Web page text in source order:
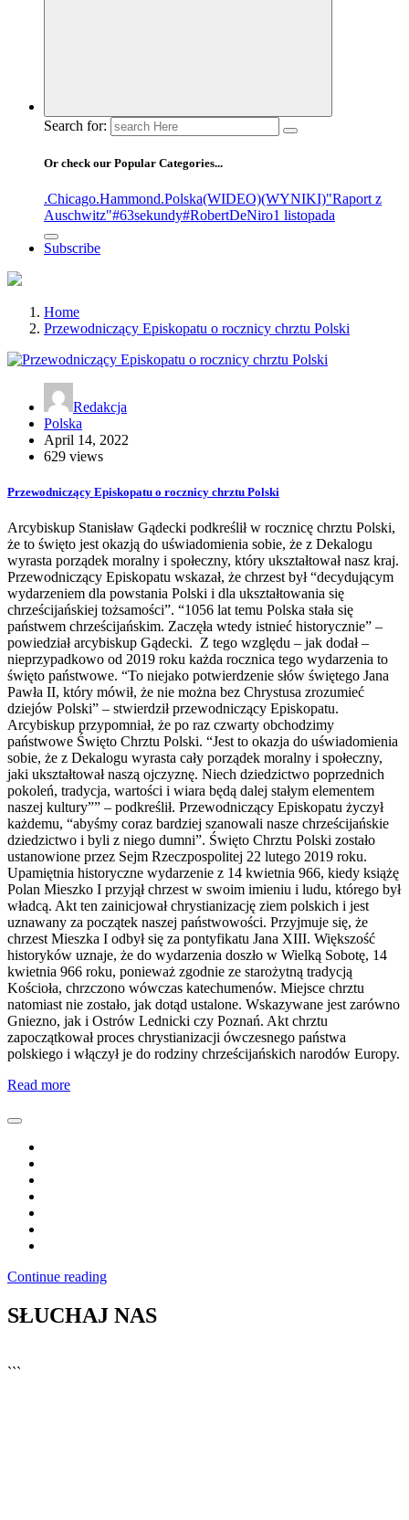
Search for:
Or check our Popular Categories...
.Chicago.Hammond.Polska(WIDEO)(WYNIKI)"Raport z
Auschwitz"#63sekundy#RobertDeNiro1 listopada
Subscribe
Home
Przewodniczący Episkopatu o rocznicy chrztu Polski
Redakcja
Polska
April 14, 2022
629 views
Przewodniczący Episkopatu o rocznicy chrztu Polski
Arcybiskup Stanisław Gądecki podkreślił w rocznicę chrztu Polski,
że to święto jest okazją do uświadomienia sobie, że z Dekalogu
wyrasta porządek moralny i społeczny, który ukształtował nasz kraj.
Przewodniczący Episkopatu wskazał, że chrzest był “decydującym
wydarzeniem dla powstania Polski i dla ukształtowania się
chrześcijańskiej tożsamości”. “1056 lat temu Polska stała się
państwem chrześcijańskim. Zaczęła wtedy istnieć historycznie” –
powiedział arcybiskup Gądecki. Z tego względu – jak dodał –
nieprzypadkowo od 2019 roku każda rocznica tego wydarzenia to
święto państwowe. “To niejako potwierdzenie słów świętego Jana
Pawła II, który mówił, że nie można bez Chrystusa zrozumieć
dziejów Polski” – stwierdził przewodniczący Episkopatu.
Arcybiskup przypomniał, że po raz czwarty obchodzimy
państwowe Święto Chrztu Polski. “Jest to okazja do uświadomienia
sobie, że z Dekalogu wyrasta cały porządek moralny i społeczny,
jaki ukształtował naszą ojczyznę. Niech dziedzictwo poprzednich
pokoleń, tradycja, wartości i wiara będą dalej stałym elementem
naszej kultury”” – podkreślił. Przewodniczący Episkopatu życzył
każdemu, “abyśmy coraz bardziej szanowali nasze chrześcijańskie
dziedzictwo i byli z niego dumni”. Święto Chrztu Polski zostało
ustanowione przez Sejm Rzeczpospolitej 22 lutego 2019 roku.
Upamiętnia historyczne wydarzenie z 14 kwietnia 966, kiedy książę
Polan Mieszko I przyjął chrzest w swoim imieniu i ludu, którego był
władcą. Akt ten zainicjował chrystianizację ziem polskich i jest
uznawany za początek naszej państwowości. Przyjmuje się, że
chrzest Mieszka I odbył się za pontyfikatu Jana XIII. Większość
historyków uznaje, że do wydarzenia doszło w Wielką Sobotę, 14
kwietnia 966 roku, ponieważ zgodnie ze starożytną tradycją
Kościoła, chrzczono wówczas katechumenów. Miejsce chrztu
natomiast nie zostało, jak dotąd ustalone. Wskazywane jest zarówno
Gniezno, jak i Ostrów Lednicki czy Poznań. Akt chrztu
zapoczątkował proces chrystianizacji ówczesnego państwa
polskiego i włączył je do rodziny chrześcijańskich narodów Europy.
Read more
Continue reading
SŁUCHAJ NAS
```